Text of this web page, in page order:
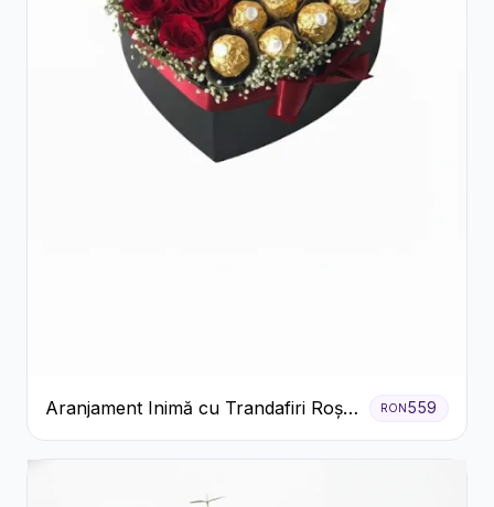
Aranjament Inimă cu Trandafiri Roșii
și Ciocolată Ferrero Rocher
RON559